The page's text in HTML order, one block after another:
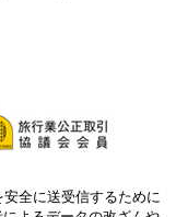
全に送受信するために